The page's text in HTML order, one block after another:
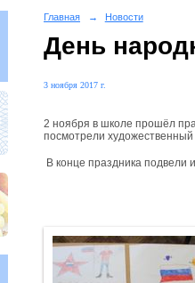
Главная → Новости
День
3 ноября 2017 г.
2 ноября в школе прошёл
посмотрели
В конце праздника подвели